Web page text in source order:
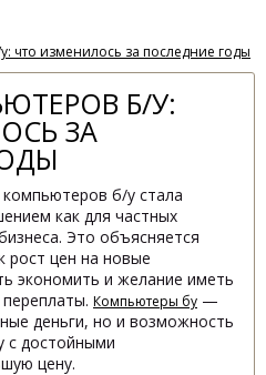
что изменилось за последние годы
Б/У:
ЗА
б/у стала
как для частных
Это объясняется
рост цен на новые
экономить и желание иметь
Компьютеры бу —
деньги, но и возможность
с достойными
цену.